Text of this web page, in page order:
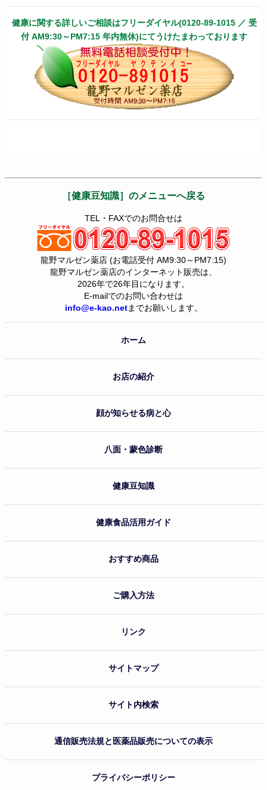
健康に関する詳しいご相談はフリーダイヤル(0120-89-1015 ／ 受
付 AM9:30～PM7:15 年内無休)にてうけたまわっております
［健康豆知識］のメニューへ戻る
TEL・FAXでのお問合せは
龍野マルゼン薬店 (お電話受付 AM9:30～PM7:15)
龍野マルゼン薬店のインターネット販売は、
2026年で26年目になります。
E-mailでのお問い合わせは
info@e-kao.netまでお願いします。
ホーム
お店の紹介
顔が知らせる病と心
八面・蒙色診断
健康豆知識
健康食品活用ガイド
おすすめ商品
ご購入方法
リンク
サイトマップ
サイト内検索
通信販売法規と医薬品販売についての表示
プライバシーポリシー